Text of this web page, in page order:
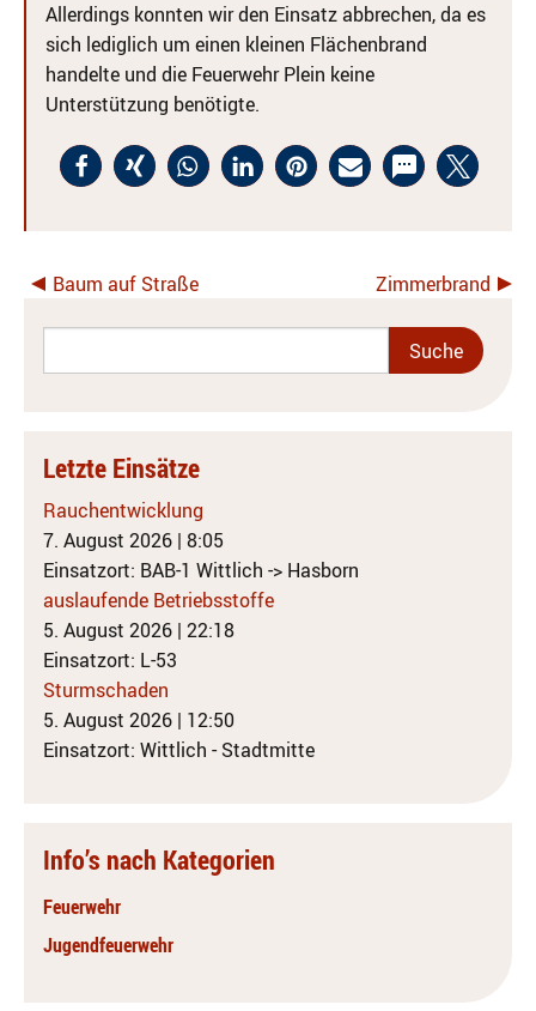
Allerdings konnten wir den Einsatz abbrechen, da es
sich lediglich um einen kleinen Flächenbrand
handelte und die Feuerwehr Plein keine
Unterstützung benötigte.
Baum auf Straße Zimmerbrand
Letzte Einsätze
Rauchentwicklung
7. August 2026 | 8:05
Einsatzort: BAB-1 Wittlich -> Hasborn
auslaufende Betriebsstoffe
5. August 2026 | 22:18
Einsatzort: L-53
Sturmschaden
5. August 2026 | 12:50
Einsatzort: Wittlich - Stadtmitte
Info’s nach Kategorien
Feuerwehr
Jugendfeuerwehr